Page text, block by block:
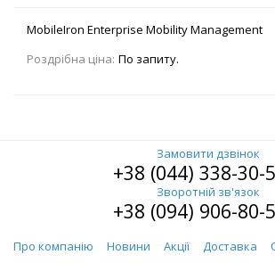
MobileIron Enterprise Mobility Management
Роздрібна ціна: По запиту.
Замовити дзвінок
+38 (044) 338-30-
Зворотній зв'язок
+38 (094) 906-80-
Про компанію Новини Акції Доставка